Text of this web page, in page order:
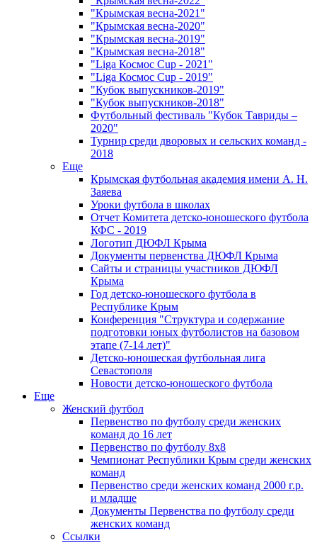
"Крымская весна-2021"
"Крымская весна-2020"
"Крымская весна-2019"
"Крымская весна-2018"
"Liga Космос Cup - 2021"
"Liga Космос Cup - 2019"
"Кубок выпускников-2019"
"Кубок выпускников-2018"
Футбольный фестиваль "Кубок Тавриды –
2020"
Турнир среди дворовых и сельских команд -
2018
Еще
Крымская футбольная академия имени А. Н.
Заяева
Уроки футбола в школах
Отчет Комитета детско-юношеского футбола
КФС - 2019
Логотип ДЮФЛ Крыма
Документы первенства ДЮФЛ Крыма
Сайты и страницы участников ДЮФЛ
Крыма
Год детско-юношеского футбола в
Республике Крым
Конференция "Структура и содержание
подготовки юных футболистов на базовом
этапе (7-14 лет)"
Детско-юношеская футбольная лига
Севастополя
Новости детско-юношеского футбола
Еще
Женский футбол
Первенство по футболу среди женских
команд до 16 лет
Первенство по футболу 8х8
Чемпионат Республики Крым среди женских
команд
Первенство среди женских команд 2000 г.р.
и младше
Документы Первенства по футболу среди
женских команд
Ссылки